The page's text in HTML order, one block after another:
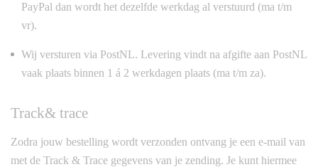
PayPal dan wordt het dezelfde werkdag al verstuurd (ma t/m
vr).
Wij versturen via PostNL. Levering vindt na afgifte aan PostNL
vaak plaats binnen 1 á 2 werkdagen plaats (ma t/m za).
Track& trace
Zodra jouw bestelling wordt verzonden ontvang je een e-mail van
met de Track & Trace gegevens van je zending. Je kunt hiermee